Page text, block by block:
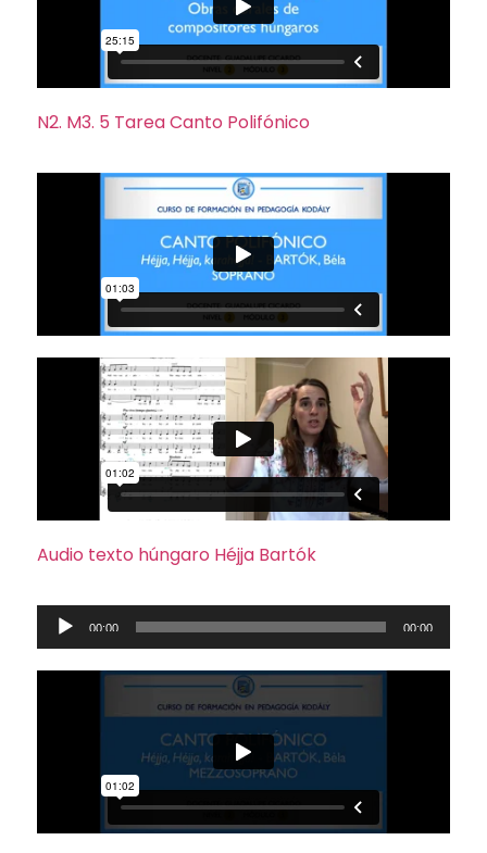
N2. M3. 5 Tarea Canto Polifónico
Audio texto húngaro Héjja Bartók
Reproductor
de
audio
00:00 00:00